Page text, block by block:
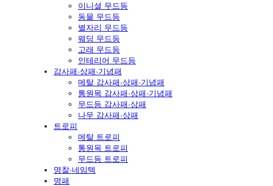
이니셜 무드등
동물 무드등
별자리 무드등
웨딩 무드등
고래 무드등
인테리어 무드등
감사패·상패·기념패
메탈 감사패·상패·기념패
통원목 감사패·상패·기념패
무드등 감사패·상패
나무 감사패·상패
트로피
메탈 트로피
통원목 트로피
무드등 트로피
명찰·네임텍
명패